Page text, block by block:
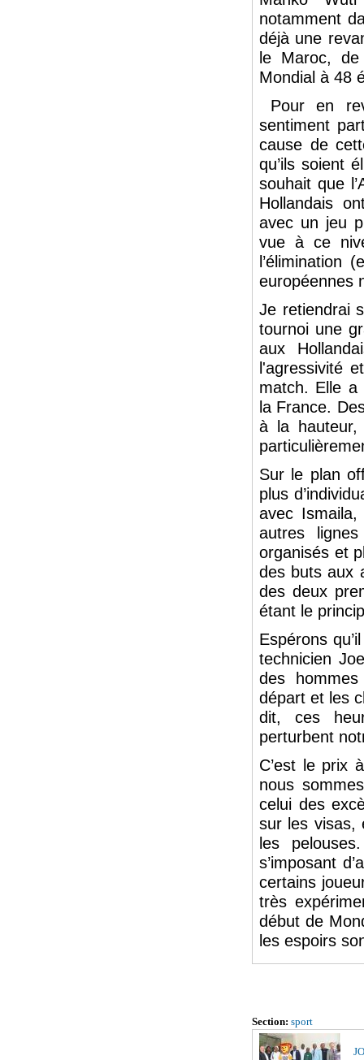
notamment
déjà une
le Maroc,
Mondial à 48
Pour en
sentiment
cause de
qu’ils soient
souhait que
Hollandais
avec un jeu
vue à ce
l’élimination
européennes
Je retiendrai
tournoi une
aux
l'agressivité
match. Elle a
la France.
à la hauteur,
Sur le plan
plus
avec
autres
organisés et
des buts aux
des deux
étant le
Espérons
technicien
des
départ et les
dit, ces
perturbent
C’est le prix
nous
celui des
sur les visas,
les
s’imposant
certains
très
début de
les espoirs
Section: sport